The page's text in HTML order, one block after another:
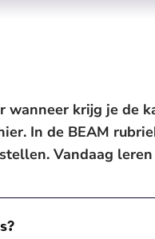
wanneer krijg je de
In de BEAM
Vandaag